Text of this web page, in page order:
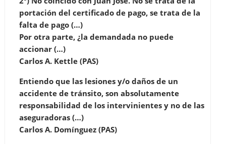
portación del certificado de pago, se trata de la
falta de pago (…)
Por otra parte, ¿la demandada no puede
accionar (…)
Carlos A. Kettle (PAS)
Entiendo que las lesiones y/o daños de un
accidente de tránsito, son absolutamente
responsabilidad de los intervinientes y no de las
aseguradoras (…)
Carlos A. Domínguez (PAS)